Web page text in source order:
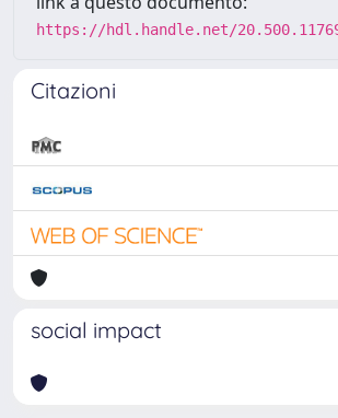
https://hdl.handle.net/
Citazioni
social impact